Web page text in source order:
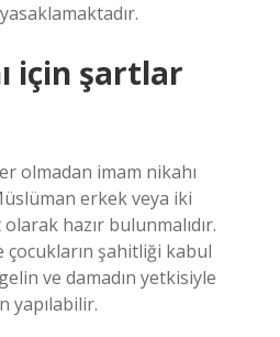
için şartlar
olmadan imam nikahı
erkek veya iki
hazır bulunmalıdır.
çocukların şahitliği kabul
ve damadın yetkisiyle
yapılabilir.